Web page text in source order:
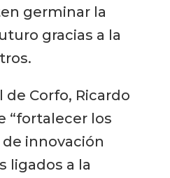
germinar la
gracias a la
Corfo, Ricardo
“fortalecer los
innovación
ligados a la